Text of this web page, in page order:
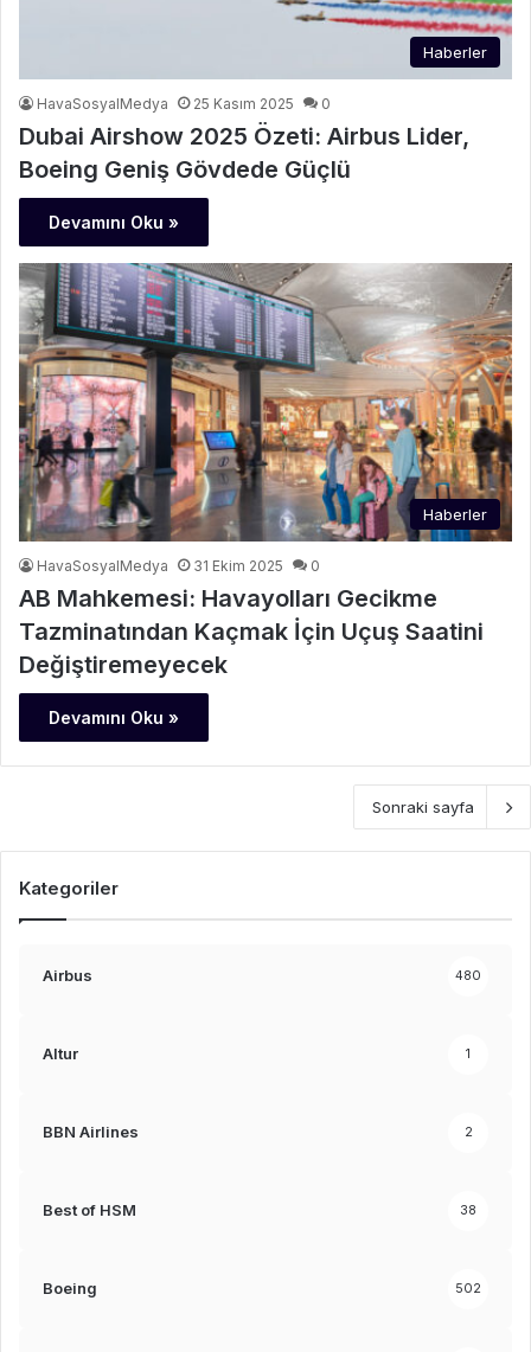
Haberler
HavaSosyalMedya 25 Kasım 2025 0
Dubai Airshow 2025 Özeti: Airbus Lider,
Boeing Geniş Gövdede Güçlü
Devamını Oku »
Haberler
HavaSosyalMedya 31 Ekim 2025 0
AB Mahkemesi: Havayolları Gecikme
Tazminatından Kaçmak İçin Uçuş Saatini
Değiştiremeyecek
Devamını Oku »
Sonraki sayfa
Kategoriler
Airbus 480
Altur 1
BBN Airlines 2
Best of HSM 38
Boeing 502